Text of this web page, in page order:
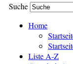
Suche
Home
Liste A-Z